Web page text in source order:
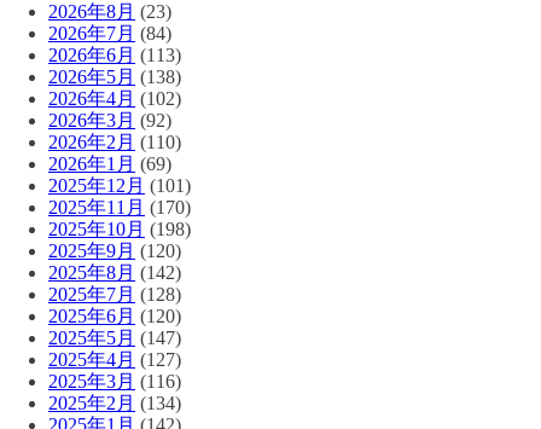
2026年8月 (23)
2026年7月 (84)
2026年6月 (113)
2026年5月 (138)
2026年4月 (102)
2026年3月 (92)
2026年2月 (110)
2026年1月 (69)
2025年12月 (101)
2025年11月 (170)
2025年10月 (198)
2025年9月 (120)
2025年8月 (142)
2025年7月 (128)
2025年6月 (120)
2025年5月 (147)
2025年4月 (127)
2025年3月 (116)
2025年2月 (134)
2025年1月 (142)